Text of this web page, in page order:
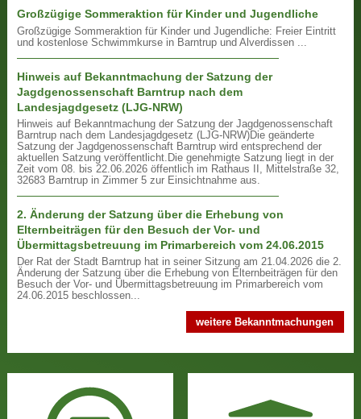
Großzügige Sommeraktion für Kinder und Jugendliche
Großzügige Sommeraktion für Kinder und Jugendliche: Freier Eintritt
und kostenlose Schwimmkurse in Barntrup und Alverdissen ...
Hinweis auf Bekanntmachung der Satzung der
Jagdgenossenschaft Barntrup nach dem
Landesjagdgesetz (LJG-NRW)
Hinweis auf Bekanntmachung der Satzung der Jagdgenossenschaft
Barntrup nach dem Landesjagdgesetz (LJG-NRW)Die geänderte
Satzung der Jagdgenossenschaft Barntrup wird entsprechend der
aktuellen Satzung veröffentlicht. Die genehmigte Satzung liegt in der
Zeit vom 08. bis 22.06.2026 öffentlich im Rathaus II, Mittelstraße 32,
32683 Barntrup in Zimmer 5 zur Einsichtnahme aus.
2. Änderung der Satzung über die Erhebung von
Elternbeiträgen für den Besuch der Vor- und
Übermittagsbetreuung im Primarbereich vom 24.06.2015
Der Rat der Stadt Barntrup hat in seiner Sitzung am 21.04.2026 die 2.
Änderung der Satzung über die Erhebung von Elternbeiträgen für den
Besuch der Vor- und Übermittagsbetreuung im Primarbereich vom
24.06.2015 beschlossen...
weitere Bekanntmachungen